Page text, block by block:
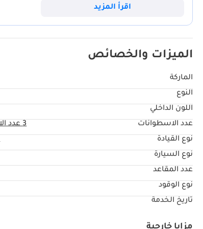
وبفضل الجمع بين موثوقية الهندسة اليابانية واللون الأبيض
اقرأ المزيد
الميزات والخصائص
الماركة
النوع
اللون الداخلي
عدد الاسطوانات
3عدد
نوع القيادة
نوع السيارة
عدد المقاعد
نوع الوقود
تاريخ الخدمة
مزايا خارجية